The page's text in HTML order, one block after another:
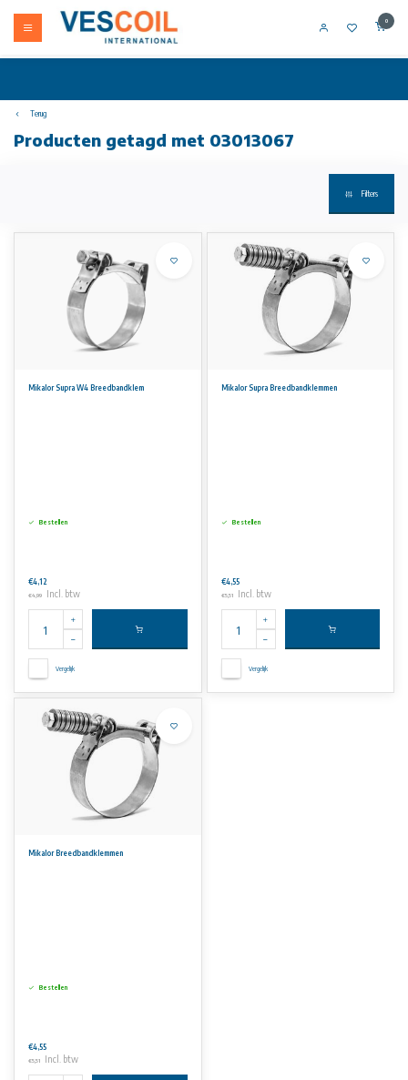
0
Terug
Producten getagd met 03013067
Filters
Mikalor Supra W4 Breedbandklem
Bestellen
€4,12
€4,99 Incl. btw
Vergelijk
Mikalor Supra Breedbandklemmen
Bestellen
€4,55
€5,51 Incl. btw
Vergelijk
Mikalor Breedbandklemmen
Bestellen
€4,55
€5,51 Incl. btw